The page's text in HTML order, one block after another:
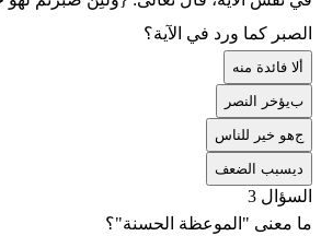
الصبر كما ورد في الآية؟
لا فائدة منه
بيؤخر النصر
جهو خير للناس
يسبب الضعف
السؤال 3
ما معنى "الموعظة الحسنة"؟